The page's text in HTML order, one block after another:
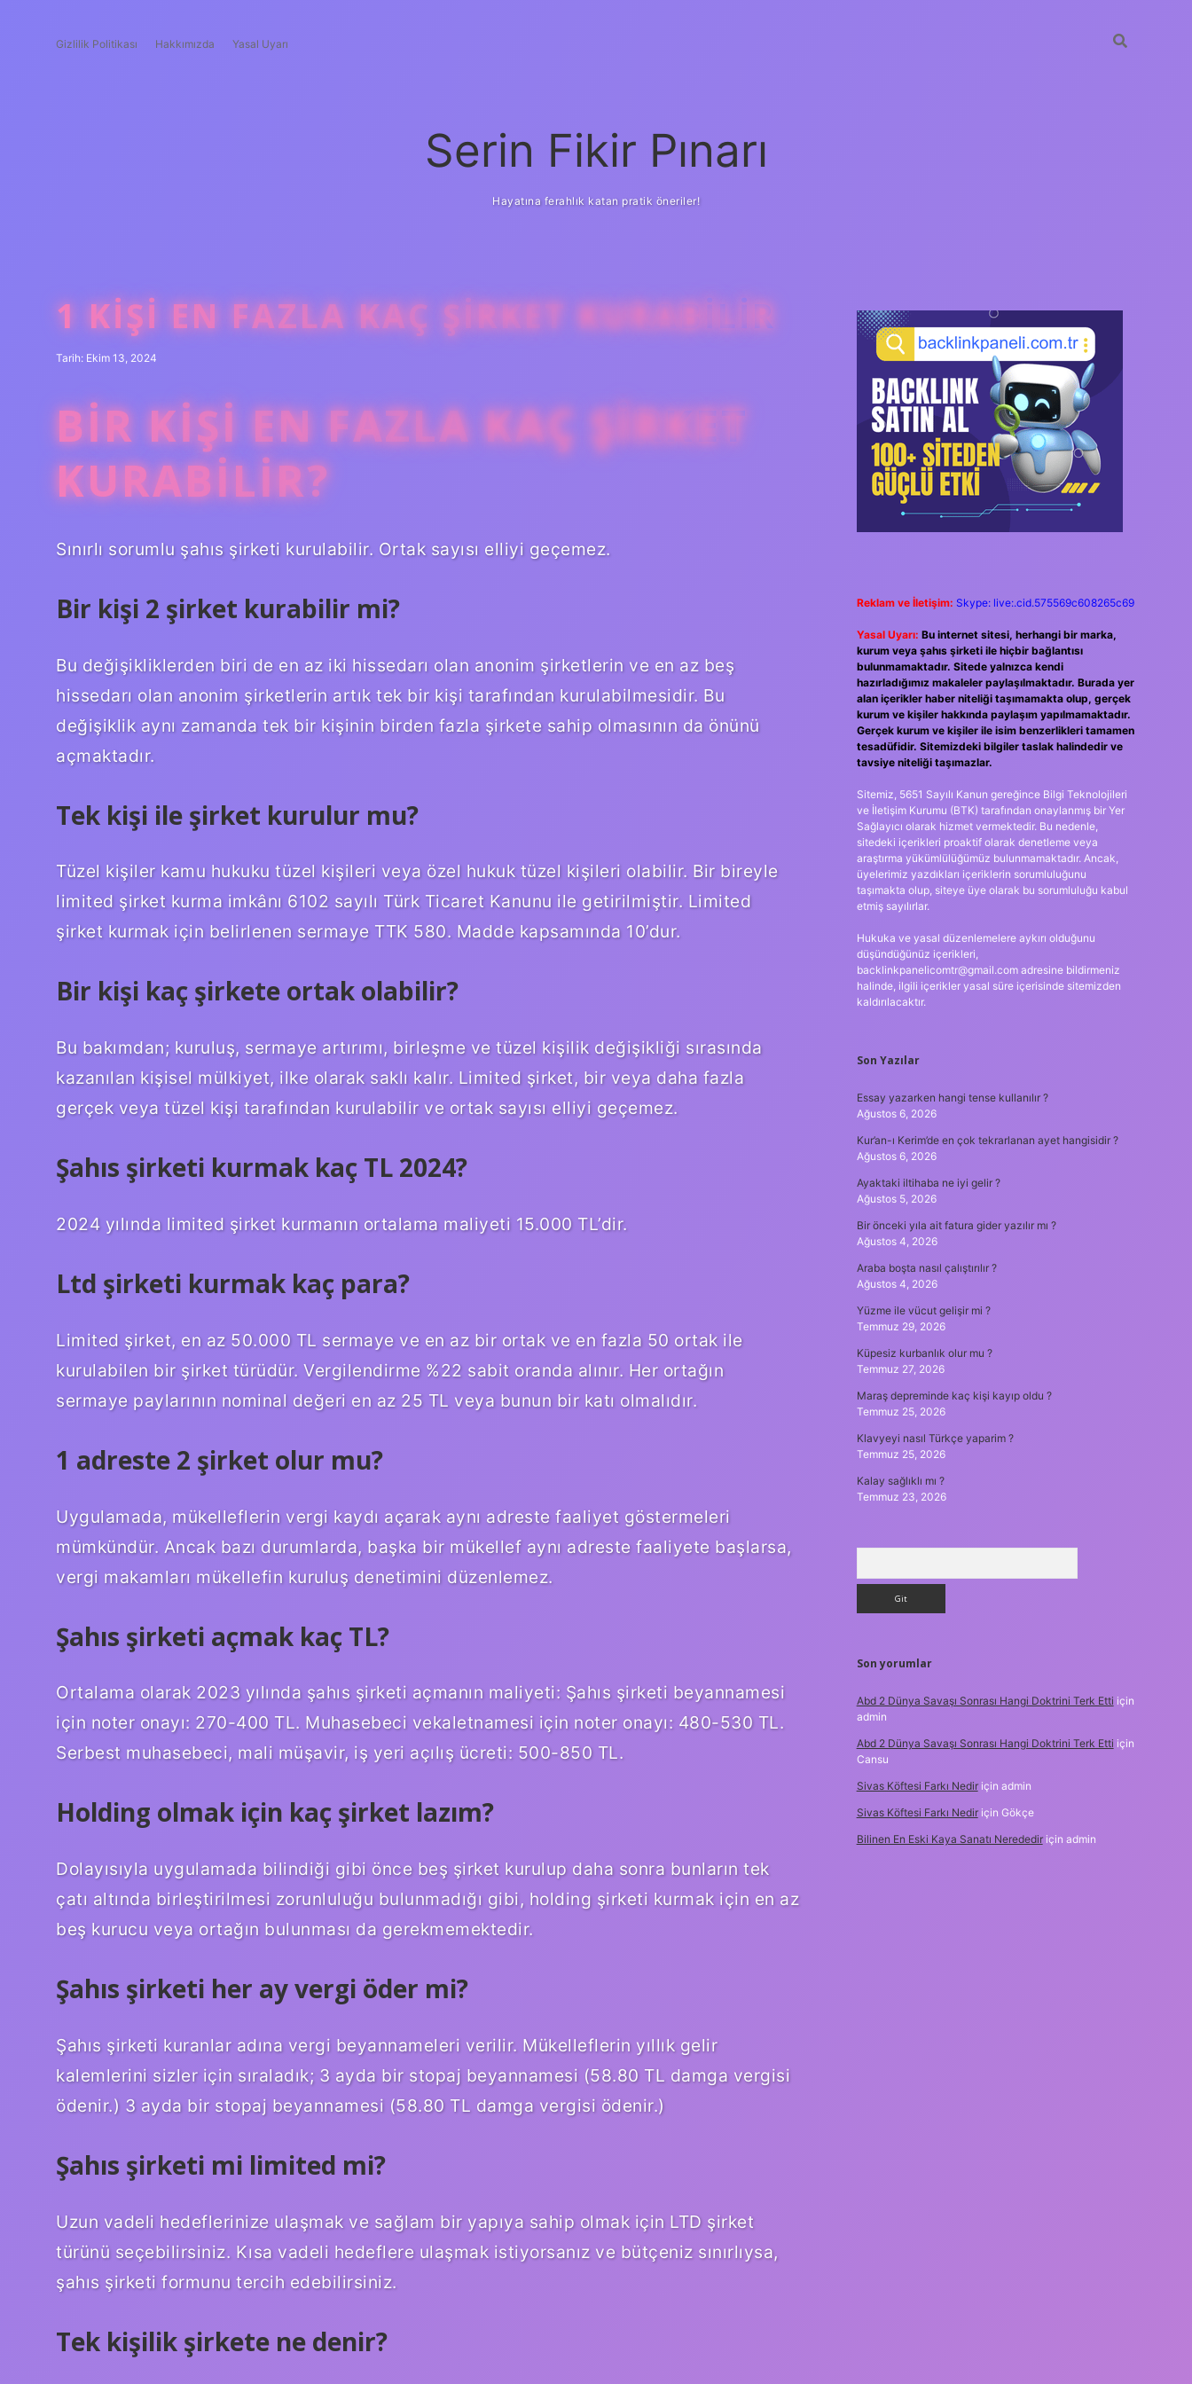
Gizlilik Politikası Hakkımızda Yasal Uyarı
Serin Fikir Pınarı
Hayatına ferahlık katan pratik öneriler!
1 KIŞI EN FAZLA KAÇ ŞIRKET KURABILIR
Tarih: Ekim 13, 2024
BIR KIŞI EN FAZLA KAÇ ŞIRKET
KURABILIR?
Sınırlı sorumlu şahıs şirketi kurulabilir. Ortak sayısı elliyi geçemez.
Bir kişi 2 şirket kurabilir mi?
Bu değişikliklerden biri de en az iki hissedarı olan anonim şirketlerin ve en az beş
hissedarı olan anonim şirketlerin artık tek bir kişi tarafından kurulabilmesidir. Bu
değişiklik aynı zamanda tek bir kişinin birden fazla şirkete sahip olmasının da önünü
açmaktadır.
Tek kişi ile şirket kurulur mu?
Tüzel kişiler kamu hukuku tüzel kişileri veya özel hukuk tüzel kişileri olabilir. Bir bireyle
limited şirket kurma imkânı 6102 sayılı Türk Ticaret Kanunu ile getirilmiştir. Limited
şirket kurmak için belirlenen sermaye TTK 580. Madde kapsamında 10’dur.
Bir kişi kaç şirkete ortak olabilir?
Bu bakımdan; kuruluş, sermaye artırımı, birleşme ve tüzel kişilik değişikliği sırasında
kazanılan kişisel mülkiyet, ilke olarak saklı kalır. Limited şirket, bir veya daha fazla
gerçek veya tüzel kişi tarafından kurulabilir ve ortak sayısı elliyi geçemez.
Şahıs şirketi kurmak kaç TL 2024?
2024 yılında limited şirket kurmanın ortalama maliyeti 15.000 TL’dir.
Ltd şirketi kurmak kaç para?
Limited şirket, en az 50.000 TL sermaye ve en az bir ortak ve en fazla 50 ortak ile
kurulabilen bir şirket türüdür. Vergilendirme %22 sabit oranda alınır. Her ortağın
sermaye paylarının nominal değeri en az 25 TL veya bunun bir katı olmalıdır.
1 adreste 2 şirket olur mu?
Uygulamada, mükelleflerin vergi kaydı açarak aynı adreste faaliyet göstermeleri
mümkündür. Ancak bazı durumlarda, başka bir mükellef aynı adreste faaliyete başlarsa,
vergi makamları mükellefin kuruluş denetimini düzenlemez.
Şahıs şirketi açmak kaç TL?
Ortalama olarak 2023 yılında şahıs şirketi açmanın maliyeti: Şahıs şirketi beyannamesi
için noter onayı: 270-400 TL. Muhasebeci vekaletnamesi için noter onayı: 480-530 TL.
Serbest muhasebeci, mali müşavir, iş yeri açılış ücreti: 500-850 TL.
Holding olmak için kaç şirket lazım?
Dolayısıyla uygulamada bilindiği gibi önce beş şirket kurulup daha sonra bunların tek
çatı altında birleştirilmesi zorunluluğu bulunmadığı gibi, holding şirketi kurmak için en az
beş kurucu veya ortağın bulunması da gerekmemektedir.
Şahıs şirketi her ay vergi öder mi?
Şahıs şirketi kuranlar adına vergi beyannameleri verilir. Mükelleflerin yıllık gelir
kalemlerini sizler için sıraladık; 3 ayda bir stopaj beyannamesi (58.80 TL damga vergisi
ödenir.) 3 ayda bir stopaj beyannamesi (58.80 TL damga vergisi ödenir.)
Şahıs şirketi mi limited mi?
Uzun vadeli hedeflerinize ulaşmak ve sağlam bir yapıya sahip olmak için LTD şirket
türünü seçebilirsiniz. Kısa vadeli hedeflere ulaşmak istiyorsanız ve bütçeniz sınırlıysa,
şahıs şirketi formunu tercih edebilirsiniz.
Tek kişilik şirkete ne denir?
SIDEBAR
Reklam ve İletişim: Skype: live:.cid.575569c608265c69
Yasal Uyarı: Bu internet sitesi, herhangi bir marka,
kurum veya şahıs şirketi ile hiçbir bağlantısı
bulunmamaktadır. Sitede yalnızca kendi
hazırladığımız makaleler paylaşılmaktadır. Burada yer
alan içerikler haber niteliği taşımamakta olup, gerçek
kurum ve kişiler hakkında paylaşım yapılmamaktadır.
Gerçek kurum ve kişiler ile isim benzerlikleri tamamen
tesadüfidir. Sitemizdeki bilgiler taslak halindedir ve
tavsiye niteliği taşımazlar.
Sitemiz, 5651 Sayılı Kanun gereğince Bilgi Teknolojileri
ve İletişim Kurumu (BTK) tarafından onaylanmış bir Yer
Sağlayıcı olarak hizmet vermektedir. Bu nedenle,
sitedeki içerikleri proaktif olarak denetleme veya
araştırma yükümlülüğümüz bulunmamaktadır. Ancak,
üyelerimiz yazdıkları içeriklerin sorumluluğunu
taşımakta olup, siteye üye olarak bu sorumluluğu kabul
etmiş sayılırlar.
Hukuka ve yasal düzenlemelere aykırı olduğunu
düşündüğünüz içerikleri,
backlinkpanelicomtr@gmail.comadresine bildirmeniz
halinde, ilgili içerikler yasal süre içerisinde sitemizden
kaldırılacaktır.
Son Yazılar
Essay yazarken hangi tense kullanılır ?
Ağustos 6, 2026
Kur’an-ı Kerim’de en çok tekrarlanan ayet hangisidir ?
Ağustos 6, 2026
Ayaktaki iltihaba ne iyi gelir ?
Ağustos 5, 2026
Bir önceki yıla ait fatura gider yazılır mı ?
Ağustos 4, 2026
Araba boşta nasıl çalıştırılır ?
Ağustos 4, 2026
Yüzme ile vücut gelişir mi ?
Temmuz 29, 2026
Küpesiz kurbanlık olur mu ?
Temmuz 27, 2026
Maraş depreminde kaç kişi kayıp oldu ?
Temmuz 25, 2026
Klavyeyi nasıl Türkçe yaparim ?
Temmuz 25, 2026
Kalay sağlıklı mı ?
Temmuz 23, 2026
Son yorumlar
Abd 2 Dünya Savaşı Sonrası Hangi Doktrini Terk Etti için
admin
Abd 2 Dünya Savaşı Sonrası Hangi Doktrini Terk Etti için
Cansu
Sivas Köftesi Farkı Nediriçin admin
Sivas Köftesi Farkı Nediriçin Gökçe
Bilinen En Eski Kaya Sanatı Neredediriçin admin